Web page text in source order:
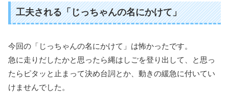
工夫される「じっちゃんの名にかけて」
今回の「じっちゃんの名にかけて」は怖かったです。
急に走りだしたかと思ったら縄はしごを登り出して、と思っ
たらピタッと止まって決め台詞とか、動きの緩急に付いてい
けませんでした。